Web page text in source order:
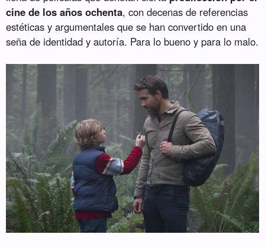
cine de los años ochenta, con decenas de referencias
estéticas y argumentales que se han convertido en una
seña de identidad y autoría. Para lo bueno y para lo malo.